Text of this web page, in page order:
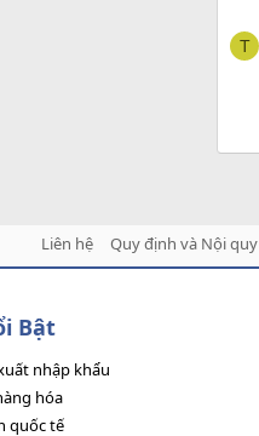
T
Liên hệ Quy định và Nội quy
Bật
nhập khẩu
hóa
quốc tế